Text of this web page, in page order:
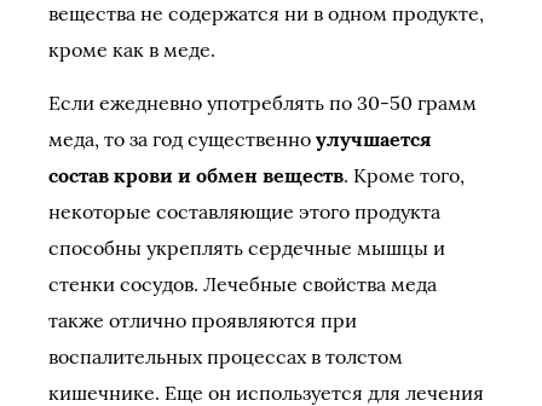
вещества не содержатся ни в одном продукте,
кроме как в меде.
Если ежедневно употреблять по 30-50 грамм
меда, то за год существенно улучшается
состав крови и обмен веществ. Кроме того,
некоторые составляющие этого продукта
способны укреплять сердечные мышцы и
стенки сосудов. Лечебные свойства меда
также отлично проявляются при
воспалительных процессах в толстом
кишечнике. Еще он используется для лечения